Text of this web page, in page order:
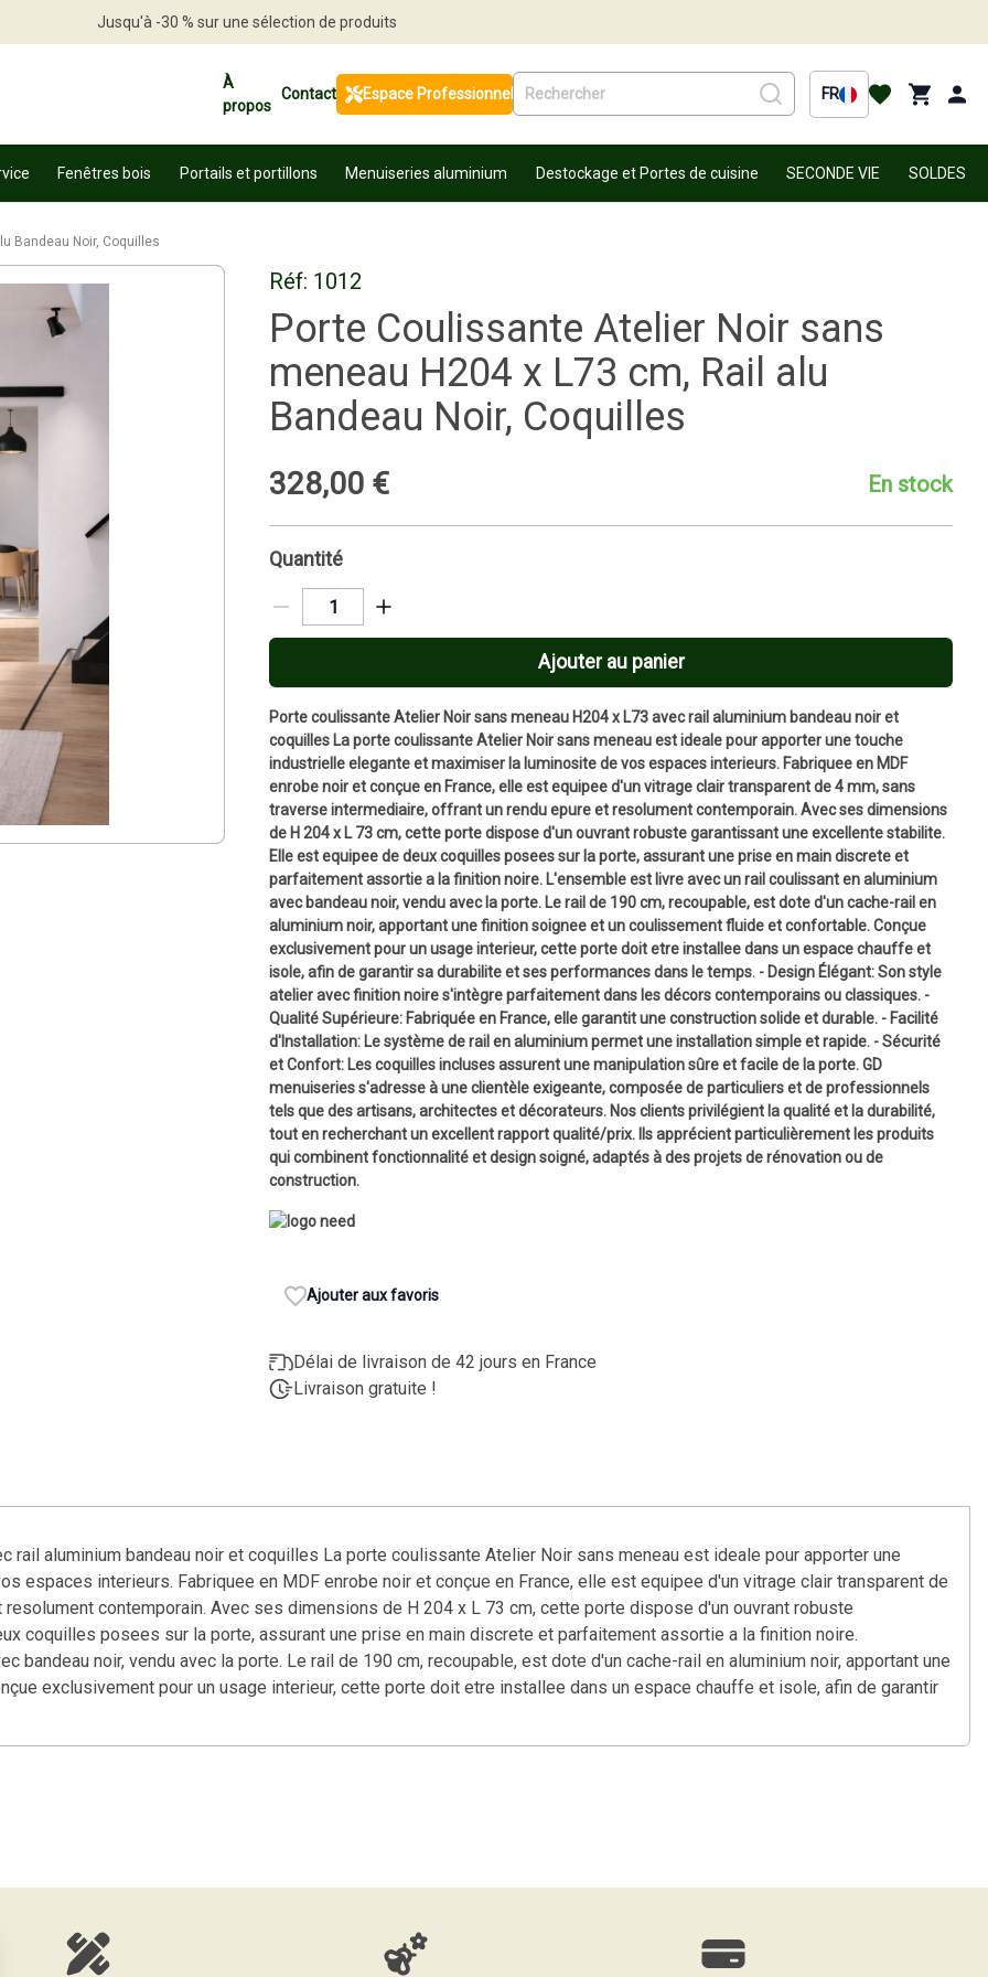
Jusqu'à -30 % sur une sélection de produits
À
propos
Contact Espace Professionnel FR
Fenêtres bois Portails et portillons Menuiseries aluminium Destockage et Portes de cuisine SECONDE VIE SOLDES
Bandeau Noir, Coquilles
Réf: 1012
Porte Coulissante Atelier Noir sans
meneau H204 x L73 cm, Rail alu
Bandeau Noir, Coquilles
328,00 € En stock
Quantité
Ajouter au panier
Porte coulissante Atelier Noir sans meneau H204 x L73 avec rail aluminium bandeau noir et
coquilles La porte coulissante Atelier Noir sans meneau est ideale pour apporter une touche
industrielle elegante et maximiser la luminosite de vos espaces interieurs. Fabriquee en MDF
enrobe noir et conçue en France, elle est equipee d'un vitrage clair transparent de 4 mm, sans
traverse intermediaire, offrant un rendu epure et resolument contemporain. Avec ses dimensions
de H 204 x L 73 cm, cette porte dispose d'un ouvrant robuste garantissant une excellente stabilite.
Elle est equipee de deux coquilles posees sur la porte, assurant une prise en main discrete et
parfaitement assortie a la finition noire. L'ensemble est livre avec un rail coulissant en aluminium
avec bandeau noir, vendu avec la porte. Le rail de 190 cm, recoupable, est dote d'un cache-rail en
aluminium noir, apportant une finition soignee et un coulissement fluide et confortable. Conçue
exclusivement pour un usage interieur, cette porte doit etre installee dans un espace chauffe et
isole, afin de garantir sa durabilite et ses performances dans le temps. - Design Élégant: Son style
atelier avec finition noire s'intègre parfaitement dans les décors contemporains ou classiques. -
Qualité Supérieure: Fabriquée en France, elle garantit une construction solide et durable. - Facilité
d'Installation: Le système de rail en aluminium permet une installation simple et rapide. - Sécurité
et Confort: Les coquilles incluses assurent une manipulation sûre et facile de la porte. GD
menuiseries s'adresse à une clientèle exigeante, composée de particuliers et de professionnels
tels que des artisans, architectes et décorateurs. Nos clients privilégient la qualité et la durabilité,
tout en recherchant un excellent rapport qualité/prix. Ils apprécient particulièrement les produits
qui combinent fonctionnalité et design soigné, adaptés à des projets de rénovation ou de
construction.
Ajouter aux favoris
Délai de livraison de 42 jours en France
Livraison gratuite !
rail aluminium bandeau noir et coquilles La porte coulissante Atelier Noir sans meneau est ideale pour apporter une
espaces interieurs. Fabriquee en MDF enrobe noir et conçue en France, elle est equipee d'un vitrage clair transparent de
contemporain. Avec ses dimensions de H 204 x L 73 cm, cette porte dispose d'un ouvrant robuste
coquilles posees sur la porte, assurant une prise en main discrete et parfaitement assortie a la finition noire.
bandeau noir, vendu avec la porte. Le rail de 190 cm, recoupable, est dote d'un cache-rail en aluminium noir, apportant une
exclusivement pour un usage interieur, cette porte doit etre installee dans un espace chauffe et isole, afin de garantir